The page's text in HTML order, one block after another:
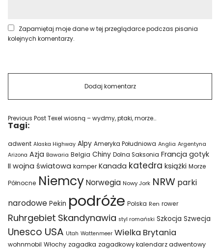
Zapamiętaj moje dane w tej przeglądarce podczas pisania
kolejnych komentarzy.
Previous PostTexel wiosną – wydmy, ptaki, morze…
Tagi:
adwent Alaska Highway Alpy Ameryka Południowa Anglia Argentyna
Arizona Azja Bawaria Belgia Chiny Dolna Saksonia Francja gotyk
II wojna światowa kamper Kanada katedra książki Morze
Północne Niemcy Norwegia Nowy Jork NRW parki
narodowe Pekin podróże Polska Ren rower
Ruhrgebiet Skandynawia styl romański Szkocja Szwecja
Unesco USA Utah Wattenmeer Wielka Brytania
wohnmobil Włochy zagadka zagadkowy kalendarz adwentowy